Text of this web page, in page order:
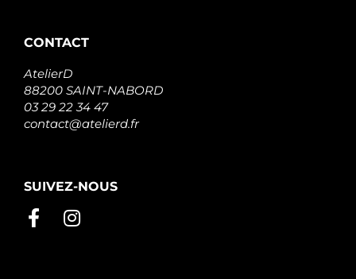
CONTACT
AtelierD
88200 SAINT-NABORD
03 29 22 34 47
contact@atelierd.fr
SUIVEZ-NOUS